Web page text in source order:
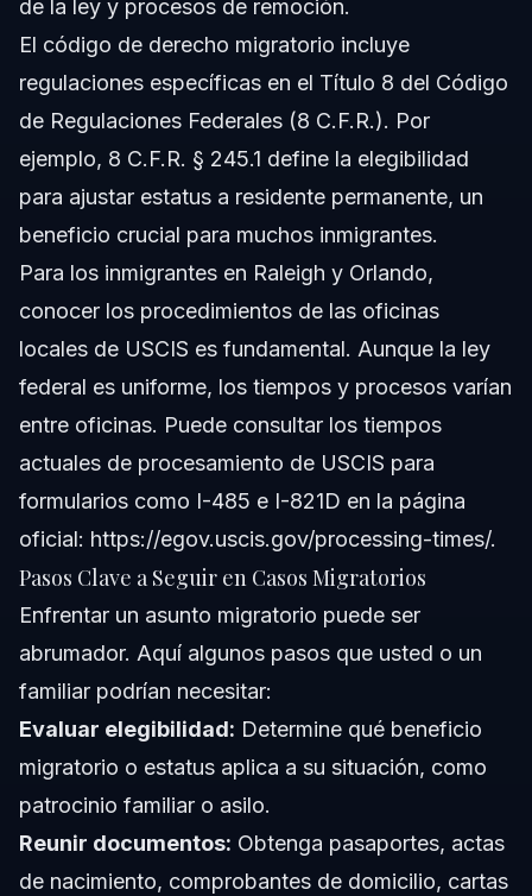
de la ley y procesos de remoción.
El código de derecho migratorio incluye
regulaciones específicas en el Título 8 del Código
de Regulaciones Federales (8 C.F.R.). Por
ejemplo, 8 C.F.R. § 245.1 define la elegibilidad
para ajustar estatus a residente permanente, un
beneficio crucial para muchos inmigrantes.
Para los inmigrantes en Raleigh y Orlando,
conocer los procedimientos de las oficinas
locales de USCIS es fundamental. Aunque la ley
federal es uniforme, los tiempos y procesos varían
entre oficinas. Puede consultar los tiempos
actuales de procesamiento de USCIS para
formularios como I-485 e I-821D en la página
oficial: https://egov.uscis.gov/processing-times/.
Pasos Clave a Seguir en Casos Migratorios
Enfrentar un asunto migratorio puede ser
abrumador. Aquí algunos pasos que usted o un
familiar podrían necesitar:
Evaluar elegibilidad: Determine qué beneficio
migratorio o estatus aplica a su situación, como
patrocinio familiar o asilo.
Reunir documentos: Obtenga pasaportes, actas
de nacimiento, comprobantes de domicilio, cartas